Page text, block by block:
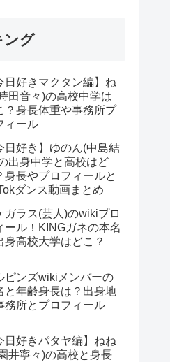
ング
日好きマクタン編】ね
田音々)の高校中学は
？身長体重や事務所プ
ィール
日好き】ゆのん(中島結
出身中学と高校はど
身長やプロフィールと
ダンス動画まとめ
ガラス(芸人)のwikiプロ
ール！KINGガネの本名
身高校大学はどこ？
ピンズwikiメンバーの
と年齢身長は？出身地
務所とプロフィール
日好きパタヤ編】ねね
井寧々)の高校と身長